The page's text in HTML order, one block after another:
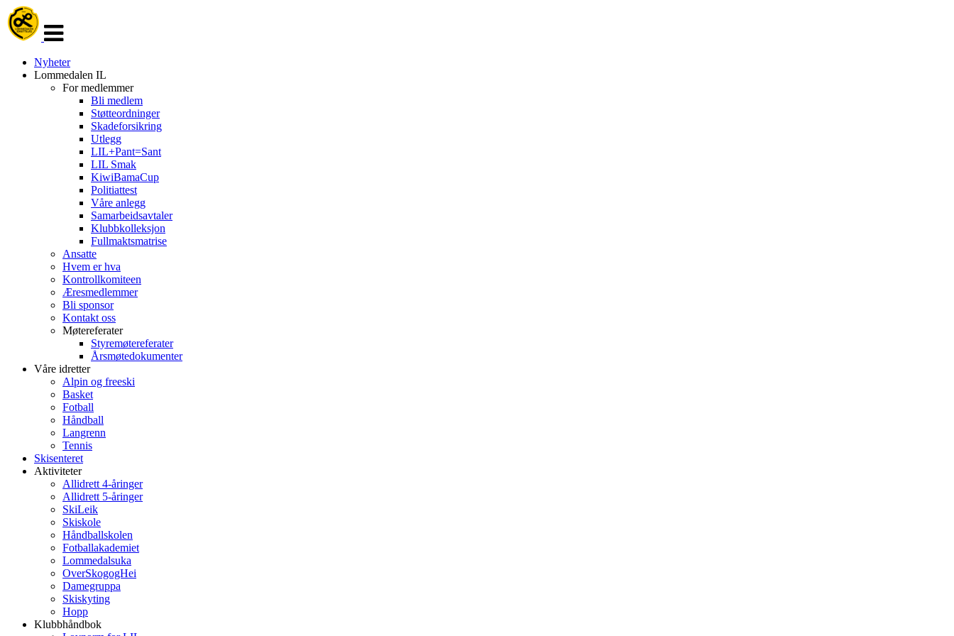
navigasjon
Nyheter
Lommedalen IL
For medlemmer
Bli medlem
Støtteordninger
Skadeforsikring
Utlegg
LIL+Pant=Sant
LIL Smak
KiwiBamaCup
Politiattest
Våre anlegg
Samarbeidsavtaler
Klubbkolleksjon
Fullmaktsmatrise
Ansatte
Hvem er hva
Kontrollkomiteen
Æresmedlemmer
Bli sponsor
Kontakt oss
Møtereferater
Styremøtereferater
Årsmøtedokumenter
Våre idretter
Alpin og freeski
Basket
Fotball
Håndball
Langrenn
Tennis
Skisenteret
Aktiviteter
Allidrett 4-åringer
Allidrett 5-åringer
SkiLeik
Skiskole
Håndballskolen
Fotballakademiet
Lommedalsuka
OverSkogogHei
Damegruppa
Skiskyting
Hopp
Klubbhåndbok